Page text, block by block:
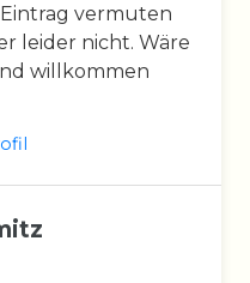
vermuten
leider nicht. Wäre
willkommen